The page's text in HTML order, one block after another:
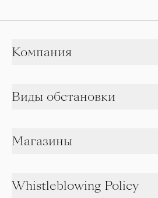
Компания
Виды обстановки
Магазины
Whistleblowing Policy